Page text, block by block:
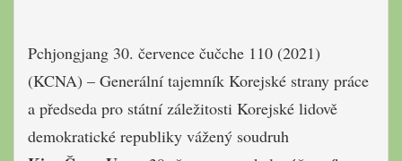
Pchjongjang 30. července čučche 110 (2021)
(KCNA) – Generální tajemník Korejské strany práce
a předseda pro státní záležitosti Korejské lidově
demokratické republiky vážený soudruh